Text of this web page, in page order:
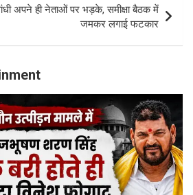
गांधी अपने ही नेताओं पर भड़के, समीक्षा बैठक में
जमकर लगाई फटकार